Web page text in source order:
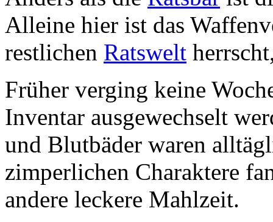
Alleine hier ist das
restlichen Ratswelt
Früher verging keine
Inventar ausgewechselt
und Blutbäder waren
zimperlichen Charaktere
andere leckere Mahlzeit.